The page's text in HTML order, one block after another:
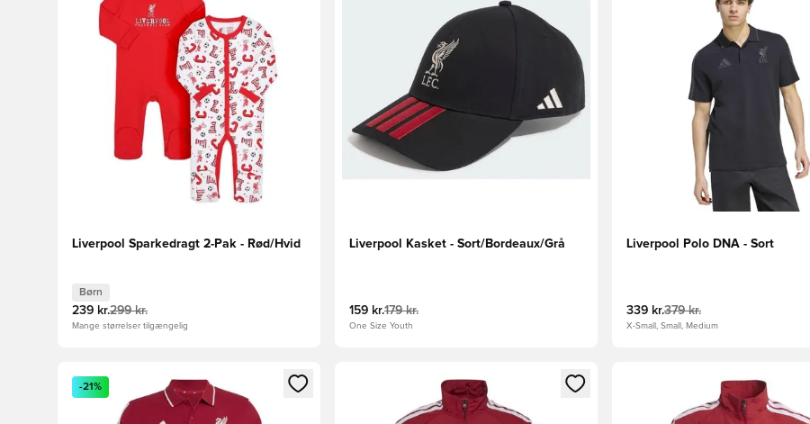
Liverpool Sparkedragt 2-Pak - Rød/Hvid
Børn
239 kr.299 kr.
Mange størrelser tilgængelig
Liverpool Kasket - Sort/Bordeaux/Grå
159 kr.179 kr.
One Size Youth
Liverpool Polo DNA - Sort
339 kr.379 kr.
X-Small, Small, Medium
Åbner en Modal til at logge ind eller tilmelde dig som medlem
-21%
Åbner en Modal til at logge ind eller tilmelde dig som medlem
Åbner en Modal til at logge